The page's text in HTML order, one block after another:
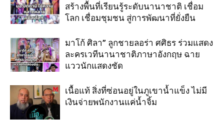
สร้างพื้นที่เรียนรู้ระดับนานาชาติ เชื่อม
โลก เชื่อมชุมชน สู่การพัฒนาที่ยั่งยืน
มาโก้ ศิลา” ลูกชายลอร่า ศศิธร ร่วมแสดง
ละครเวทีนานาชาติภาษาอังกฤษ ฉาย
แววนักแสดงชัด
เนื้อแท้ สิ่งที่ซ่อนอยู่ในภูเขาน้ำแข็ง ไม่มี
เงินจ่ายพนักงานแค่น้ำจิ้ม